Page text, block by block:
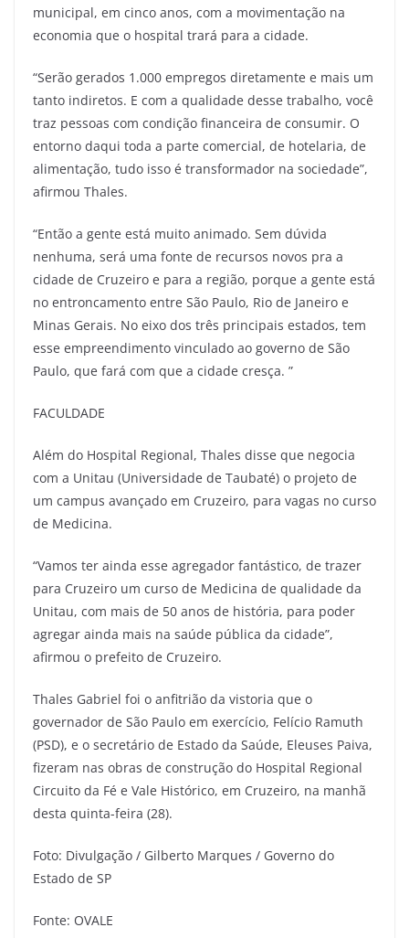
municipal, em cinco anos, com a movimentação na
economia que o hospital trará para a cidade.
“Serão gerados 1.000 empregos diretamente e mais um
tanto indiretos. E com a qualidade desse trabalho, você
traz pessoas com condição financeira de consumir. O
entorno daqui toda a parte comercial, de hotelaria, de
alimentação, tudo isso é transformador na sociedade”,
afirmou Thales.
“Então a gente está muito animado. Sem dúvida
nenhuma, será uma fonte de recursos novos pra a
cidade de Cruzeiro e para a região, porque a gente está
no entroncamento entre São Paulo, Rio de Janeiro e
Minas Gerais. No eixo dos três principais estados, tem
esse empreendimento vinculado ao governo de São
Paulo, que fará com que a cidade cresça. ”
FACULDADE
Além do Hospital Regional, Thales disse que negocia
com a Unitau (Universidade de Taubaté) o projeto de
um campus avançado em Cruzeiro, para vagas no curso
de Medicina.
“Vamos ter ainda esse agregador fantástico, de trazer
para Cruzeiro um curso de Medicina de qualidade da
Unitau, com mais de 50 anos de história, para poder
agregar ainda mais na saúde pública da cidade”,
afirmou o prefeito de Cruzeiro.
Thales Gabriel foi o anfitrião da vistoria que o
governador de São Paulo em exercício, Felício Ramuth
(PSD), e o secretário de Estado da Saúde, Eleuses Paiva,
fizeram nas obras de construção do Hospital Regional
Circuito da Fé e Vale Histórico, em Cruzeiro, na manhã
desta quinta-feira (28).
Foto: Divulgação / Gilberto Marques / Governo do
Estado de SP
Fonte: OVALE